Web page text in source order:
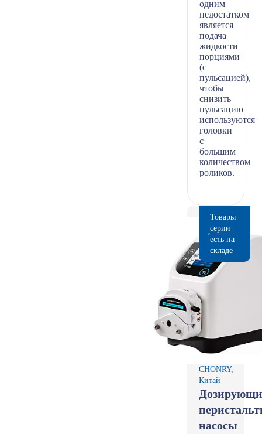
одним
недостатком
является
подача
жидкости
порциями
(с
пульсацией),
чтобы
снизить
пульсацию
используются
головки
с
большим
количеством
роликов.
Товары
серии
есть на
складе
CHONRY,
Китай
насосы